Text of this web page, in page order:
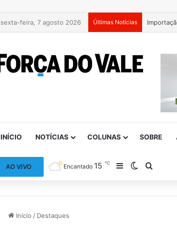
sexta-feira, 7 agosto 2026 Últimas Notícias Estrada
INÍCIO NOTÍCIAS COLUNAS SOBRE
AO VIVO Encantado 15℃ Barra Lateral
Switch skin
Início / Destaques